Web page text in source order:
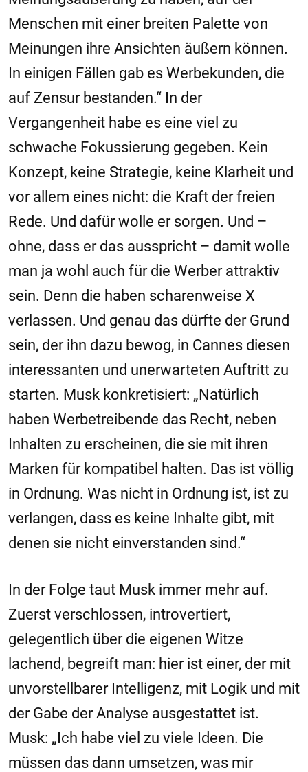
Menschen mit einer breiten Palette von
Meinungen ihre Ansichten äußern können.
In einigen Fällen gab es Werbekunden, die
auf Zensur bestanden.“ In der
Vergangenheit habe es eine viel zu
schwache Fokussierung gegeben. Kein
Konzept, keine Strategie, keine Klarheit und
vor allem eines nicht: die Kraft der freien
Rede. Und dafür wolle er sorgen. Und –
ohne, dass er das ausspricht – damit wolle
man ja wohl auch für die Werber attraktiv
sein. Denn die haben scharenweise X
verlassen. Und genau das dürfte der Grund
sein, der ihn dazu bewog, in Cannes diesen
interessanten und unerwarteten Auftritt zu
starten. Musk konkretisiert: „Natürlich
haben Werbetreibende das Recht, neben
Inhalten zu erscheinen, die sie mit ihren
Marken für kompatibel halten. Das ist völlig
in Ordnung. Was nicht in Ordnung ist, ist zu
verlangen, dass es keine Inhalte gibt, mit
denen sie nicht einverstanden sind.“
In der Folge taut Musk immer mehr auf.
Zuerst verschlossen, introvertiert,
gelegentlich über die eigenen Witze
lachend, begreift man: hier ist einer, der mit
unvorstellbarer Intelligenz, mit Logik und mit
der Gabe der Analyse ausgestattet ist.
Musk: „Ich habe viel zu viele Ideen. Die
müssen das dann umsetzen, was mir